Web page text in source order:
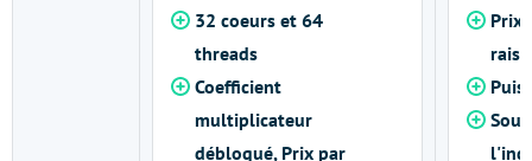
32 coeurs et 64
threads
Coefficient
multiplicateur
débloqué, Prix par
Prix